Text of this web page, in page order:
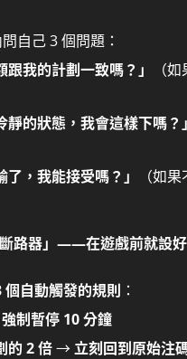
自己 3 個問題：
跟我的計劃一致嗎？」
（
靜的狀態，我會這樣下嗎？」
了，我能接受嗎？」
（如
路器」——在遊戲前就設好
個自動觸發的規則 ：
強制暫停 10 分鐘
的 2 倍→立刻回到原始注